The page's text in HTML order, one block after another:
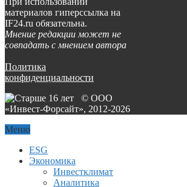
материалов гиперссылка на
IF24.ru обязательна.
Мнение редакции может не
совпадать с мнением автора
Политика
конфиденциальности
© ООО
«Инвест-Форсайт», 2012-2026
Меню
ESG
Экономика
Инвестклимат
Аналитика